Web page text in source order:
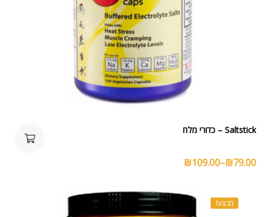
Saltstick – כדורי מלח
₪79.00
–
₪109.00
מבצע!